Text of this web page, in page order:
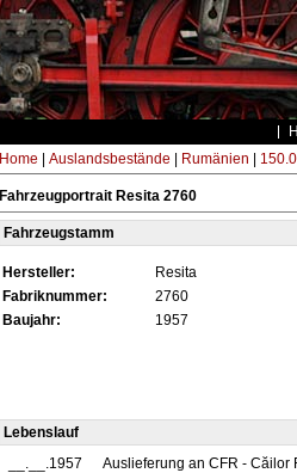
Home Auslandsbestände Rumänien 150.0
Fahrzeugportrait Resita 2760
Fahrzeugstamm
Hersteller:
Resita
Fabriknummer:
2760
Baujahr:
1957
Lebenslauf
__.__.1957
Auslieferung an CFR -